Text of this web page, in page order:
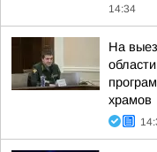
14:34
На
храмов